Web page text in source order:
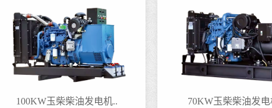
100KW玉柴柴油发电机.. 70KW玉柴柴油发电